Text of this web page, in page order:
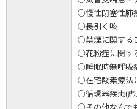
○慢性閉塞性肺
○長引く咳
○禁煙に関する
○花粉症に関す
○睡眠時無呼吸
○在宅酸素療法
○循環器疾患(虚